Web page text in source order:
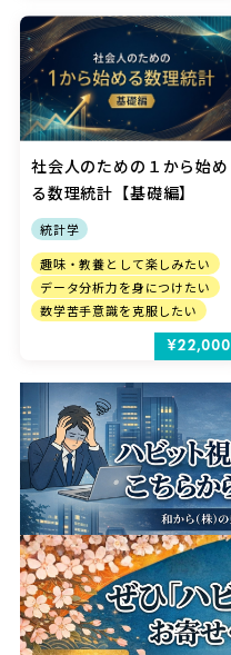
社会人のための１から始め
る数理統計【基礎編】
統計学
趣味・教養として楽しみたい
データ分析力を身につけたい
数学苦手意識を克服したい
¥22,000